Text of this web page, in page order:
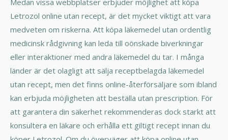
Medan vissa webbplatser erbjuder möjlighet att köpa
Letrozol online utan recept, är det mycket viktigt att vara
medveten om riskerna. Att köpa läkemedel utan ordentlig
medicinsk rådgivning kan leda till oönskade biverkningar
eller interaktioner med andra läkemedel du tar. I många
länder är det olagligt att sälja receptbelagda läkemedel
utan recept, men det finns online-återförsäljare som ibland
kan erbjuda möjligheten att beställa utan prescription. För
att garantera din säkerhet rekommenderas dock starkt att
konsultera en läkare och erhålla ett giltigt recept innan du